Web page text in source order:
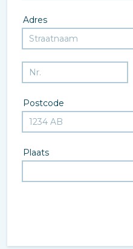
Adres
Postcode
Plaats